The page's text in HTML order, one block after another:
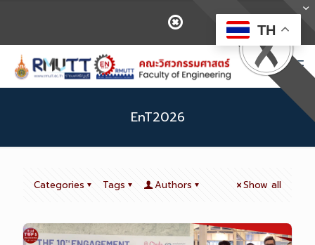
EnT2026
Categories Tags Authors Show all
TH